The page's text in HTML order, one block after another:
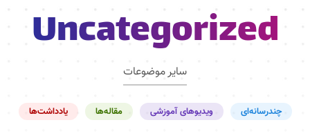
Uncategorized
سایر موضوعات
چندرسانه‌ای ویدیوهای آموزشی مقاله‌ها یادداشت‌ها